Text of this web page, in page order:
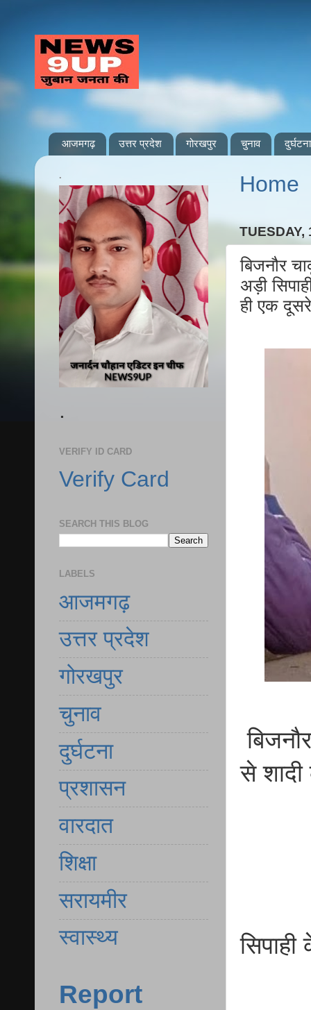
आजमगढ़ उत्तर प्रदेश गोरखपुर चुनाव दुर्घटना
Home
TUESDAY,
बिजनौर
अड़ी
ही एक दूसरे
से
.
.
VERIFY ID CARD
Verify Card
SEARCH THIS BLOG
LABELS
आजमगढ़
उत्तर प्रदेश
गोरखपुर
चुनाव
दुर्घटना
प्रशासन
वारदात
शिक्षा
सरायमीर
स्वास्थ्य
Report